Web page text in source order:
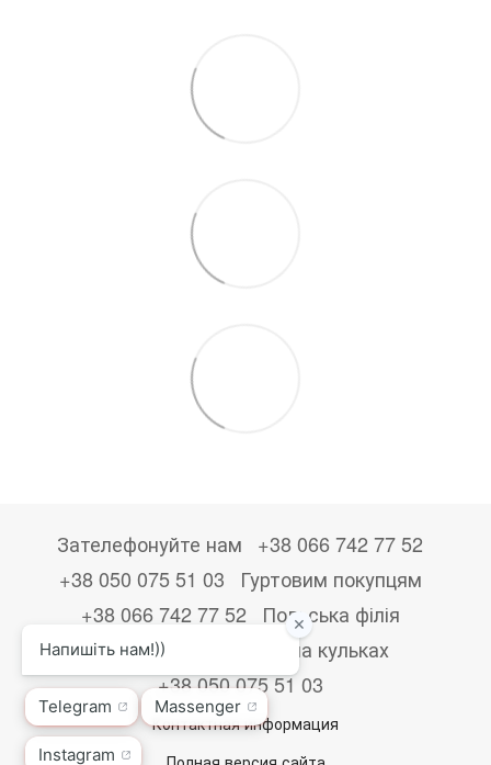
Зателефонуйте нам
+38 066 742 77 52
+38 050 075 51 03
Гуртовим покупцям
+38 066 742 77 52
Польська філія
+48533867723
Друк на кульках
+38 050 075 51 03
Контактная информация